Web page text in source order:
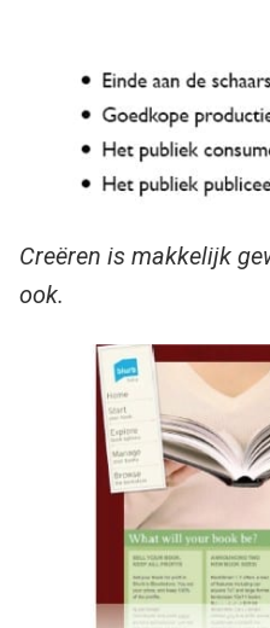
Creëren is makkelijk
ook.